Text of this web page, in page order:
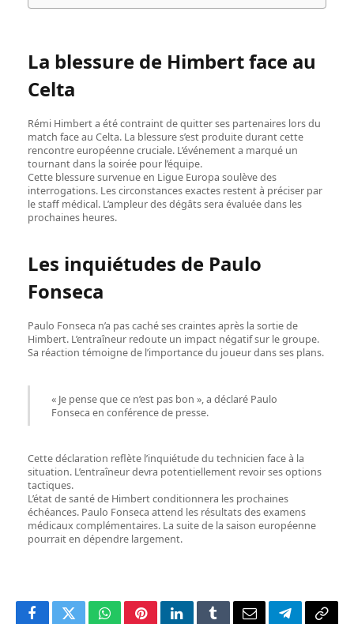
La blessure de Himbert face au
Celta
Rémi Himbert a été contraint de quitter ses partenaires lors du
match face au Celta. La blessure s’est produite durant cette
rencontre européenne cruciale. L’événement a marqué un
tournant dans la soirée pour l’équipe.
Cette blessure survenue en Ligue Europa soulève des
interrogations. Les circonstances exactes restent à préciser par
le staff médical. L’ampleur des dégâts sera évaluée dans les
prochaines heures.
Les inquiétudes de Paulo
Fonseca
Paulo Fonseca n’a pas caché ses craintes après la sortie de
Himbert. L’entraîneur redoute un impact négatif sur le groupe.
Sa réaction témoigne de l’importance du joueur dans ses plans.
« Je pense que ce n’est pas bon », a déclaré Paulo
Fonseca en conférence de presse.
Cette déclaration reflète l’inquiétude du technicien face à la
situation. L’entraîneur devra potentiellement revoir ses options
tactiques.
L’état de santé de Himbert conditionnera les prochaines
échéances. Paulo Fonseca attend les résultats des examens
médicaux complémentaires. La suite de la saison européenne
pourrait en dépendre largement.